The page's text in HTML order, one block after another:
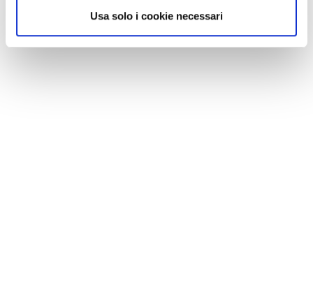
Usa solo i cookie necessari